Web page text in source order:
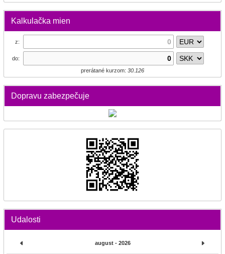
Kalkulačka mien
z:
do:
prerátané kurzom: 30.126
Dopravu zabezpečuje
Udalosti
august - 2026